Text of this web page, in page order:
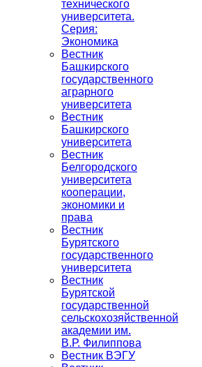
технического
университета.
Серия:
Экономика
Вестник
Башкирского
государственного
аграрного
университета
Вестник
Башкирского
университета
Вестник
Белгородского
университета
кооперации,
экономики и
права
Вестник
Бурятского
государственного
университета
Вестник
Бурятской
государственной
сельскохозяйственной
академии им.
В.Р. Филиппова
Вестник ВЭГУ